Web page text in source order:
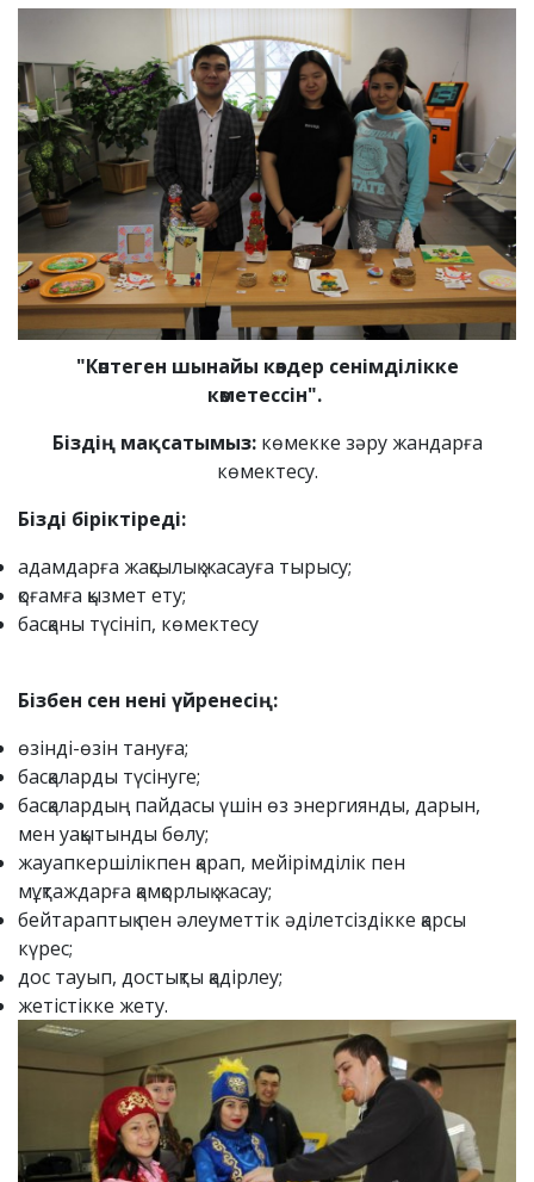
"Көптеген шынайы көздер сенімділікке
көметессін".
Біздің мақсатымыз:көмекке зәру жандарға
көмектесу.
Бізді біріктіреді:
адамдарға жақсылық жасауға тырысу;
қоғамға қызмет ету;
басқаны түсініп, көмектесу
Бізбен сен нені үйренесің:
өзінді-өзін тануға;
басқаларды түсінуге;
басқалардың пайдасы үшін өз энергиянды, дарын,
мен уақытынды бөлу;
жауапкершілікпен қарап, мейірімділік пен
мұқтаждарға қамқорлық жасау;
бейтараптық пен әлеуметтік әділетсіздікке қарсы
күрес;
дос тауып, достықты қадірлеу;
жетістікке жету.